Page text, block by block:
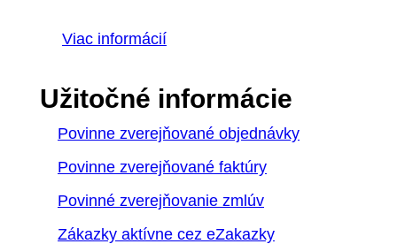
Viac informácií
Užitočné informácie
Povinne zverejňované objednávky
Povinne zverejňované faktúry
Povinné zverejňovanie zmlúv
Zákazky aktívne cez eZakazky